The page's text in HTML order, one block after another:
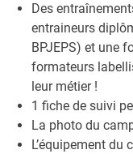
Des
entraineurs
BPJEPS) et une
formateurs
leur métier !
1 fiche de suivi
La photo du
L’équipement du